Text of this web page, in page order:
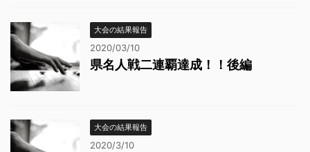
大会の結果報告
2020/03/10
県名人戦二連覇達成！！後編
大会の結果報告
2020/3/10